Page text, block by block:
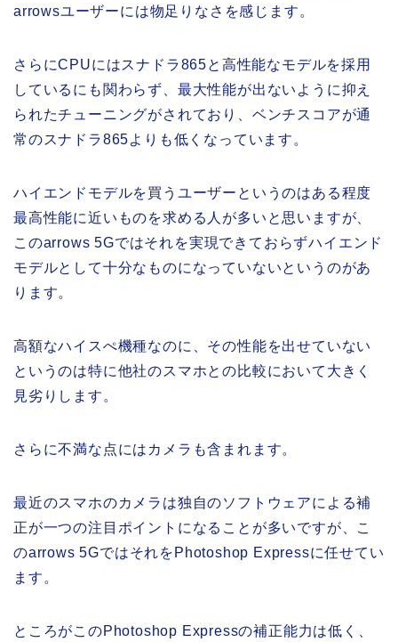
arrowsユーザーには物足りなさを感じます。
さらにCPUにはスナドラ865と高性能なモデルを採用
しているにも関わらず、最大性能が出ないように抑え
られたチューニングがされており、ベンチスコアが通
常のスナドラ865よりも低くなっています。
ハイエンドモデルを買うユーザーというのはある程度
最高性能に近いものを求める人が多いと思いますが、
このarrows 5Gではそれを実現できておらずハイエンド
モデルとして十分なものになっていないというのがあ
ります。
高額なハイスぺ機種なのに、その性能を出せていない
というのは特に他社のスマホとの比較において大きく
見劣りします。
さらに不満な点にはカメラも含まれます。
最近のスマホのカメラは独自のソフトウェアによる補
正が一つの注目ポイントになることが多いですが、こ
のarrows 5GではそれをPhotoshop Expressに任せてい
ます。
ところがこのPhotoshop Expressの補正能力は低く、